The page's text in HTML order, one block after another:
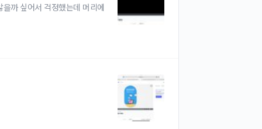
까 싶어서 걱정했는데 머리에